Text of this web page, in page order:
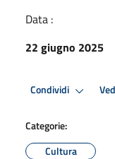
Data :
22 giugno 2025
Condividi
Categorie:
Cultura